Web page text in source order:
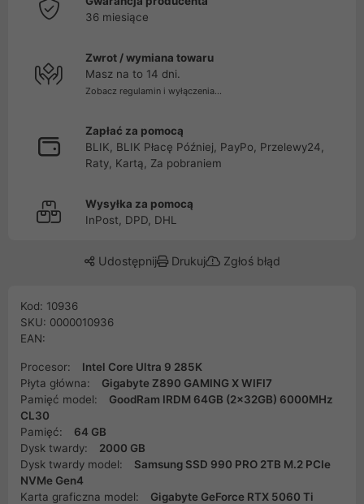
36 miesiące
Zwrot / wymiana towaru
Masz na to 14 dni.
Zobacz regulamin i wyłączenia...
Zapłać za pomocą
BLIK, BLIK Płacę Później, PayPo, Przelewy24,
Raty, Kartą, Za pobraniem
Wysyłka za pomocą
InPost, DPD, DHL
Udostępnij Drukuj Zgłoś błąd
Kod: 10936
SKU: 0000010936
EAN:
Procesor:
Intel Core Ultra 9 285K
Płyta główna:
Gigabyte Z890 GAMING X WIFI7
Pamięć model:
GoodRam IRDM 64GB (2x32GB) 6000MHz
CL30
Pamięć:
64 GB
Dysk twardy:
2000 GB
Dysk twardy model:
Samsung SSD 990 PRO 2TB M.2 PCIe
NVMe Gen4
Karta graficzna model:
Gigabyte GeForce RTX 5060 Ti